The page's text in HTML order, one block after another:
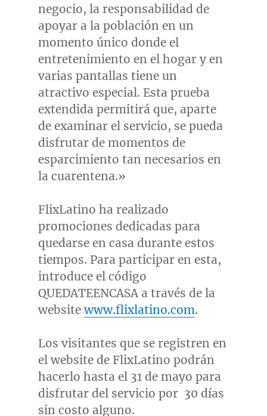
negocio, la responsabilidad de
apoyar a la población en un
momento único donde el
entretenimiento en el hogar y en
varias pantallas tiene un
atractivo especial. Esta prueba
extendida permitirá que, aparte
de examinar el servicio, se pueda
disfrutar de momentos de
esparcimiento tan necesarios en
la cuarentena.»
FlixLatino ha realizado
promociones dedicadas para
quedarse en casa durante estos
tiempos. Para participar en esta,
introduce el código
QUEDATEENCASA a través de la
websitewww.flixlatino.com.
Los visitantes que se registren en
el website de FlixLatino podrán
hacerlo hasta el 31 de mayo para
disfrutar del servicio por 30 días
sin costo alguno.